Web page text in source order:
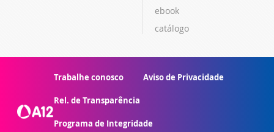
ebook
catálogo
Trabalhe conosco Aviso de Privacidade
Rel. de Transparência
Programa de Integridade